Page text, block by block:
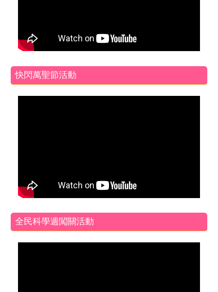
快閃萬聖節活動
全民科學週闖關活動